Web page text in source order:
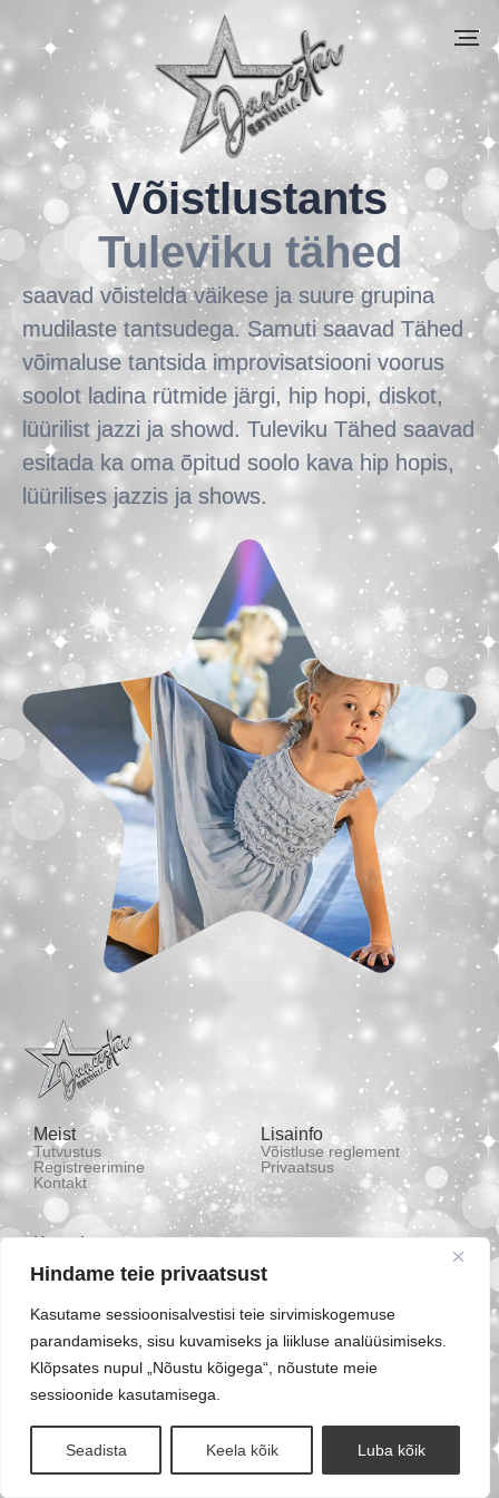
Hindame teie privaatsust
Kasutame sessioonisalvestisi teie sirvimiskogemuse
parandamiseks, sisu kuvamiseks ja liikluse analüüsimiseks.
Klõpsates nupul „Nõustu kõigega“, nõustute meie
sessioonide kasutamisega.
Seadista Keela kõik Luba kõik
Võistlustants
Tuleviku tähed
saavad võistelda väikese ja suure grupina
mudilaste tantsudega. Samuti saavad Tähed
võimaluse tantsida improvisatsiooni voorus
soolot ladina rütmide järgi, hip hopi, diskot,
lüürilist jazzi ja showd. Tuleviku Tähed saavad
esitada ka oma õpitud soolo kava hip hopis,
lüürilises jazzis ja shows.
Meist
Tutvustus
Registreerimine
Kontakt
Lisainfo
Võistluse reglement
Privaatsus
Kontakt
(+372) 53 433 449
Energia tn 7, Jõgeva, Eesti
Estonian